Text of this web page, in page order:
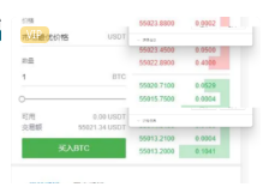
VIP